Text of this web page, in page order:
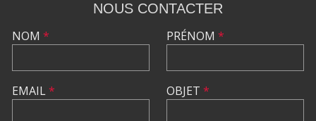
NOUS CONTACTER
NOM *
EMAIL*
PRÉNOM *
OBJET *